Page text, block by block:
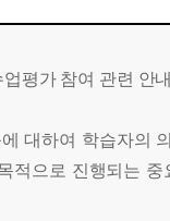
업평가 참여 관련 안
대하여 학습자의
적으로 진행되는